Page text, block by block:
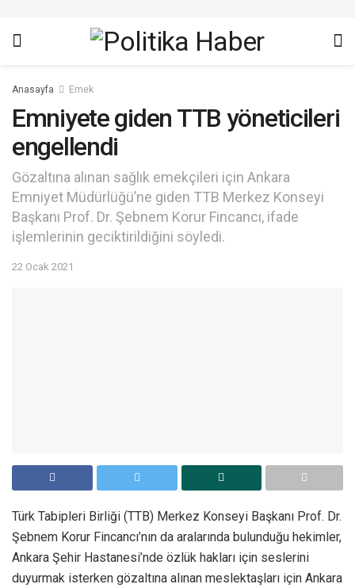
Anasayfa Emek
Emniyete giden TTB yöneticileri
engellendi
Gözaltına alınan sağlık emekçileri için Ankara
Emniyet Müdürlüğü’ne giden TTB Merkez Konseyi
Başkanı Prof. Dr. Şebnem Korur Fincancı, ifade
işlemlerinin geciktirildiğini söyledi.
22 Ocak 2021
Türk Tabipleri Birliği (TTB) Merkez Konseyi Başkanı Prof. Dr.
Şebnem Korur Fincancı’nın da aralarında bulunduğu hekimler,
Ankara Şehir Hastanesi’nde özlük hakları için seslerini
duyurmak isterken gözaltına alınan meslektaşları için Ankara